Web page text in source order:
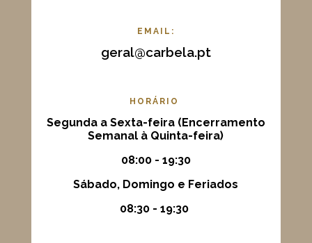
EMAIL:
geral@carbela.pt
HORÁRIO
Segunda a Sexta-feira (Encerramento
Semanal à Quinta-feira)
08:00 - 19:30
Sábado, Domingo e Feriados
08:30 - 19:30